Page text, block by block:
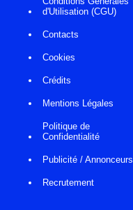
d'Utilisation (CGU)
Contacts
Cookies
Crédits
Mentions Légales
Politique de
Confidentialité
Publicité / Annonceurs
Recrutement